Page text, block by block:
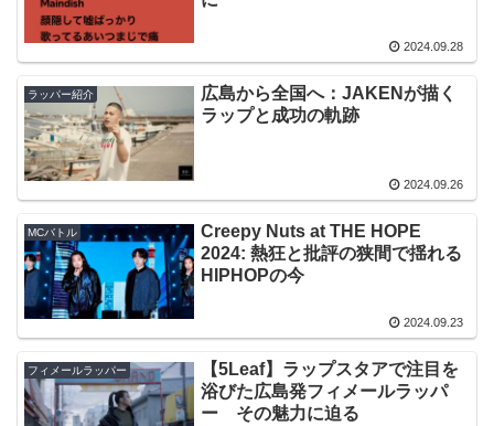
2024.09.28
ラッパー紹介
広島から全国へ：JAKENが描く
ラップと成功の軌跡
2024.09.26
MCバトル
Creepy Nuts at THE HOPE
2024: 熱狂と批評の狭間で揺れる
HIPHOPの今
2024.09.23
フィメールラッパー
【5Leaf】ラップスタアで注目を
浴びた広島発フィメールラッパ
ー その魅力に迫る